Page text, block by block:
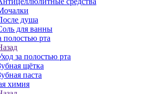
душа
для ванны
полостью рта
за полостью рта
щётка
паста
химия